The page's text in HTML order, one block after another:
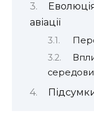
авіації